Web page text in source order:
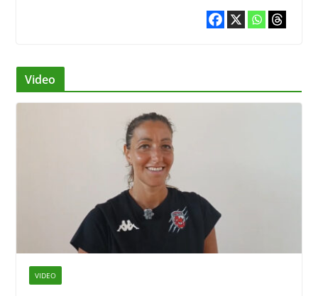
Video
VIDEO